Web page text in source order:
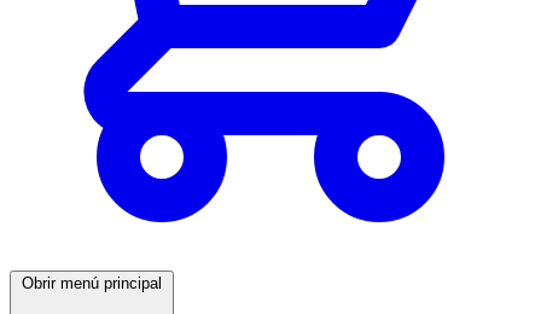
Obrir menú principal